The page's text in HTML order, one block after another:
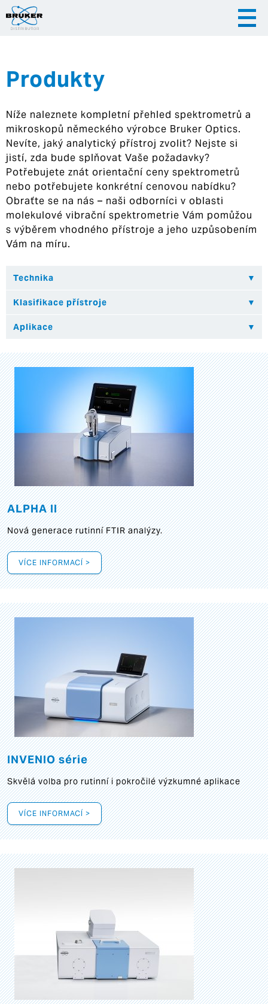
|
Hrvatska
Produkty
Níže naleznete kompletní přehled spektrometrů a
mikroskopů německého výrobce Bruker Optics.
Nevíte, jaký analytický přístroj zvolit? Nejste si
jistí, zda bude splňovat Vaše požadavky?
Potřebujete znát orientační ceny spektrometrů
nebo potřebujete konkrétní cenovou nabídku?
Obraťte se na nás – naši odborníci v oblasti
molekulové vibrační spektrometrie Vám pomůžou
s výběrem vhodného přístroje a jeho uzpůsobením
Vám na míru.
ALPHA II
Nová generace rutinní FTIR analýzy.
VÍCE INFORMACÍ >
INVENIO série
Skvělá volba pro rutinní i pokročilé výzkumné aplikace
VÍCE INFORMACÍ >